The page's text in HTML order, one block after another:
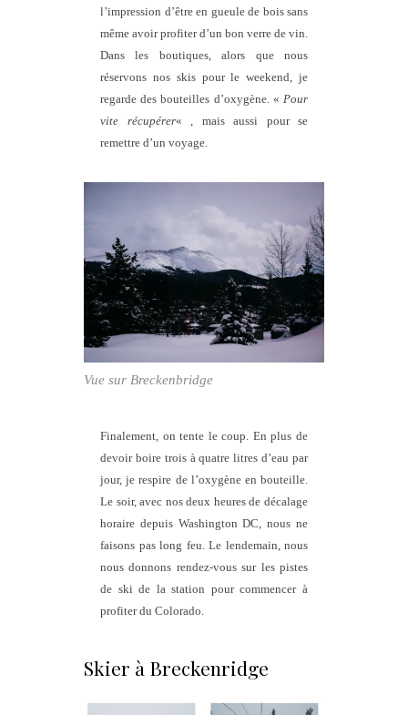
l’impression d’être en gueule de bois sans
même avoir profiter d’un bon verre de vin.
Dans les boutiques, alors que nous
réservons nos skis pour le weekend, je
regarde des bouteilles d’oxygène. « Pour
vite récupérer« , mais aussi pour se
remettre d’un voyage.
Vue sur Breckenbridge
Finalement, on tente le coup. En plus de
devoir boire trois à quatre litres d’eau par
jour, je respire de l’oxygène en bouteille.
Le soir, avec nos deux heures de décalage
horaire depuis Washington DC, nous ne
faisons pas long feu. Le lendemain, nous
nous donnons rendez-vous sur les pistes
de ski de la station pour commencer à
profiter du Colorado.
Skier à Breckenridge